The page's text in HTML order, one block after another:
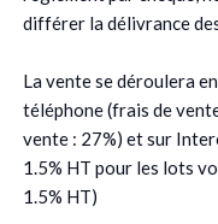
différer la délivrance
La vente se déroulera
téléphone (frais de
vente : 27%) et sur
1.5% HT pour les lots
1.5% HT)